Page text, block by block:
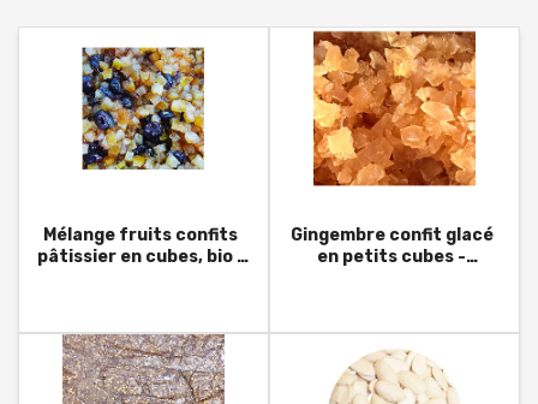
Mélange fruits confits
pâtissier en cubes, bio -
Gingembre confit glacé
en petits cubes -